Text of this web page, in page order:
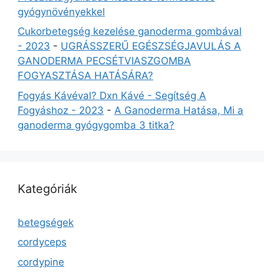
gyógynövényekkel
Cukorbetegség kezelése ganoderma gombával
- 2023 - UGRÁSSZERŰ EGÉSZSÉGJAVULÁS A
GANODERMA PECSÉTVIASZGOMBA
FOGYASZTÁSA HATÁSÁRA?
Fogyás Kávéval? Dxn Kávé - Segítség A
Fogyáshoz - 2023 - A Ganoderma Hatása, Mi a
ganoderma gyógygomba 3 titka?
Kategóriák
betegségek
cordyceps
cordypine